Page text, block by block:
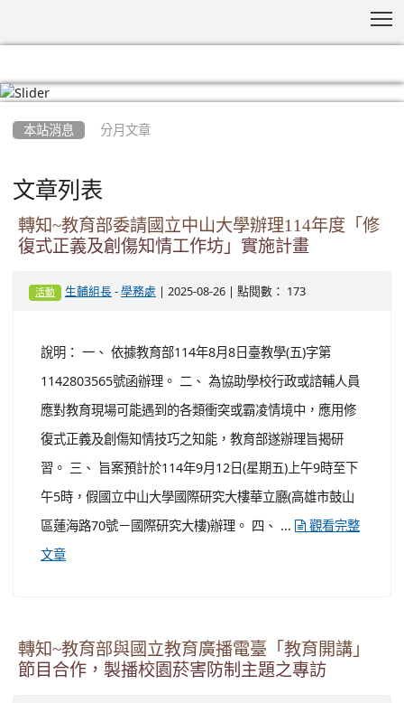
本站消息 分月文章
文章列表
轉知~教育部委請國立中山大學辦理114年度「修
復式正義及創傷知情工作坊」實施計畫
活動 生輔組長 -學務處 | 2025-08-26 | 點閱數： 173
說明： 一、 依據教育部114年8月8日臺教學(五)字第
1142803565號函辦理。 二、 為協助學校行政或諮輔人員
應對教育現場可能遇到的各類衝突或霸凌情境中，應用修
復式正義及創傷知情技巧之知能，教育部遂辦理旨揭研
習。 三、 旨案預計於114年9月12日(星期五)上午9時至下
午5時，假國立中山大學國際研究大樓華立廳(高雄市鼓山
區蓮海路70號－國際研究大樓)辦理。 四、 ...
觀看完整
文章
轉知~教育部與國立教育廣播電臺「教育開講」
節目合作，製播校園菸害防制主題之專訪